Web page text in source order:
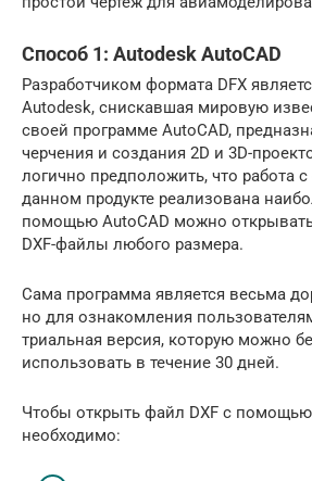
Способ 1: Autodesk AutoCAD
Разработчиком формата DFX
Autodesk, снискавшая мировую
своей программе AutoCAD,
черчения и создания 2D и 3D-
логично предположить, что работа
данном продукте реализована
помощью АutoCAD можно открывать
DXF-файлы любого размера.
Сама программа является весьма
но для ознакомления
триальная версия, которую можно
использовать в течение 30 дней.
Чтобы открыть файл DXF с помощью
необходимо: